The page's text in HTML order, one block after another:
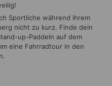
Sportliche während ihrem
nicht zu kurz. Finde dein
up-Paddeln auf dem
eine Fahrradtour in den